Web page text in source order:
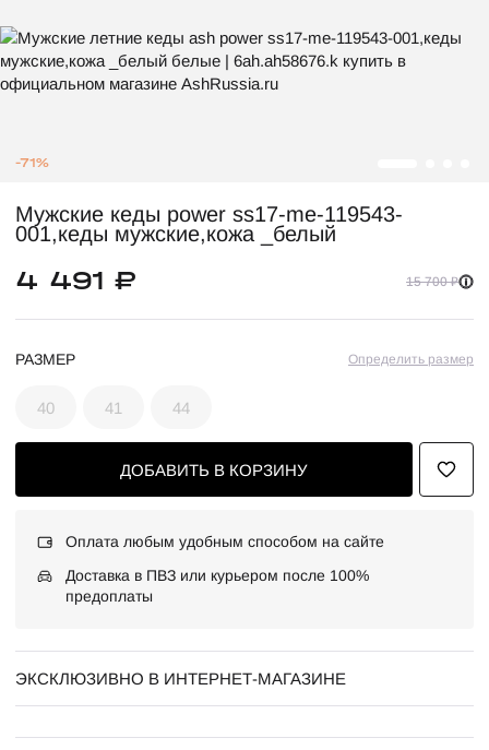
-71%
Мужские кеды power ss17-me-119543-
001,кеды мужские,кожа _белый
4 491 ₽ 15 700 ₽
РАЗМЕР Определить размер
40 41 44
ДОБАВИТЬ В КОРЗИНУ
Оплата любым удобным способом на сайте
Доставка в ПВЗ или курьером после 100%
предоплаты
ЭКСКЛЮЗИВНО В ИНТЕРНЕТ-МАГАЗИНЕ